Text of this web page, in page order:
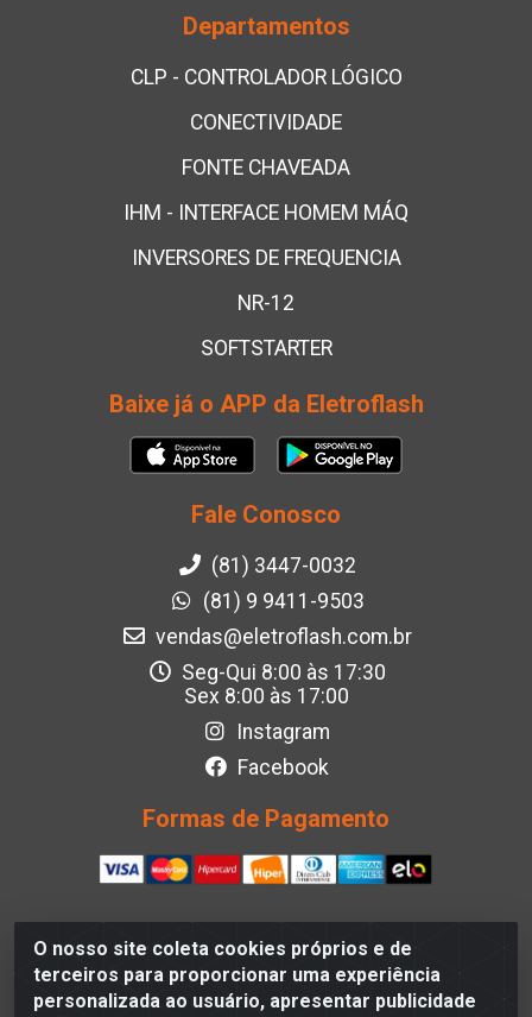
O nosso site coleta cookies próprios e de
terceiros para proporcionar uma experiência
personalizada ao usuário, apresentar publicidade
Departamentos
CLP - CONTROLADOR LÓGICO
CONECTIVIDADE
FONTE CHAVEADA
IHM - INTERFACE HOMEM MÁQ
INVERSORES DE FREQUENCIA
NR-12
SOFTSTARTER
Baixe já o APP da Eletroflash
Fale Conosco
(81) 3447-0032
(81) 9 9411-9503
vendas@eletroflash.com.br
Seg-Qui 8:00 às 17:30
Sex 8:00 às 17:00
Instagram
Facebook
Formas de Pagamento
Eletroflash - R. Maj. Justino da Silveira, 202 - Afogados,
Recife - PE, 50830-390, Brazil - CNPJ 05.012.582/0001-